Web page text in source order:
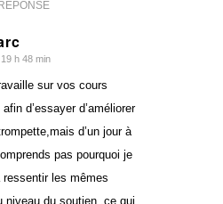
RÉPONSE
h 48 min
sur vos cours
d’essayer d’améliorer
d’un jour à
pas pourquoi je
ressentir les mêmes
niveau du soutien ,ce qui